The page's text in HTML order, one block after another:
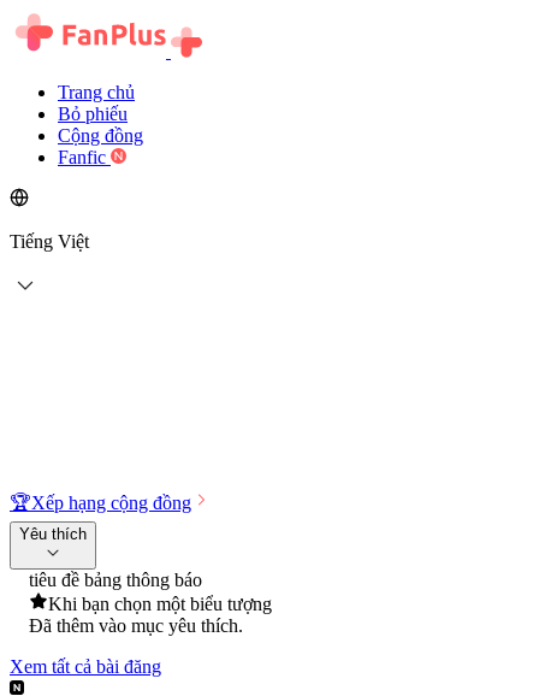
Trang chủ
Bỏ phiếu
Cộng đồng
Fanfic
Tiếng Việt
🏆Xếp hạng cộng đồng
Yêu thích
tiêu đề bảng thông báo
Khi bạn chọn một biểu tượng
Đã thêm vào mục yêu thích.
Xem tất cả bài đăng